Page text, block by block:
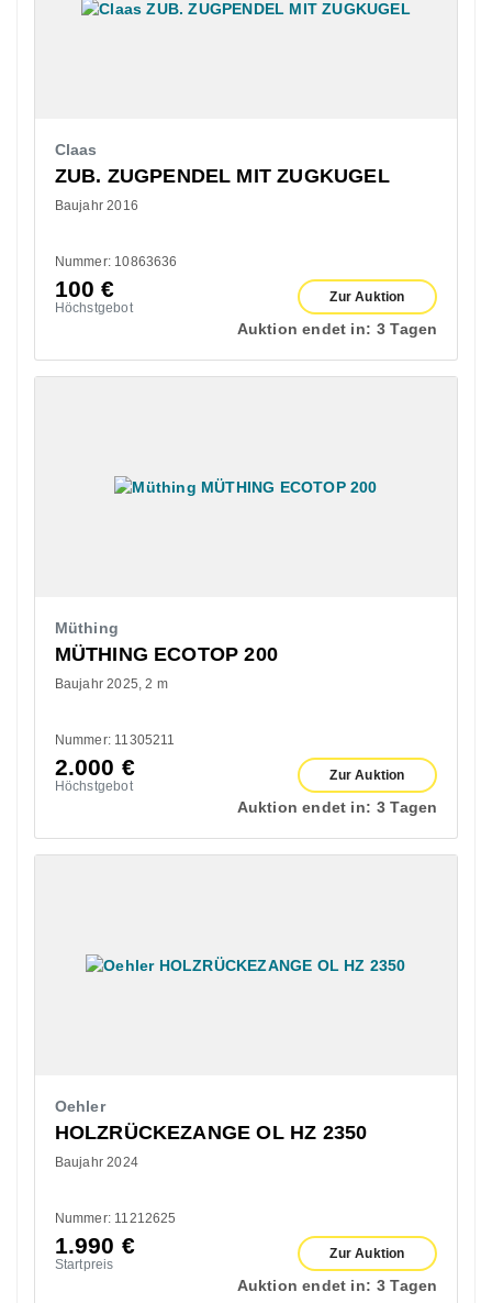
Claas
ZUB. ZUGPENDEL MIT ZUGKUGEL
Baujahr 2016
Nummer: 10863636
100€
Höchstgebot
Zur Auktion
Auktion endet in: 3 Tagen
Müthing
MÜTHING ECOTOP 200
Baujahr 2025 2 m
Nummer: 11305211
2.000 €
Höchstgebot
Zur Auktion
Auktion endet in: 3 Tagen
Oehler
HOLZRÜCKEZANGE OL HZ 2350
Baujahr 2024
Nummer: 11212625
1.990 €
Startpreis
Zur Auktion
Auktion endet in: 3 Tagen